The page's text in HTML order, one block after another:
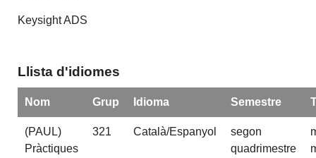
Keysight ADS
Llista d'idiomes
Nom Grup Idioma Semestre
(PAUL)
Pràctiques
321 Català/Espanyol
segon
quadrimestre